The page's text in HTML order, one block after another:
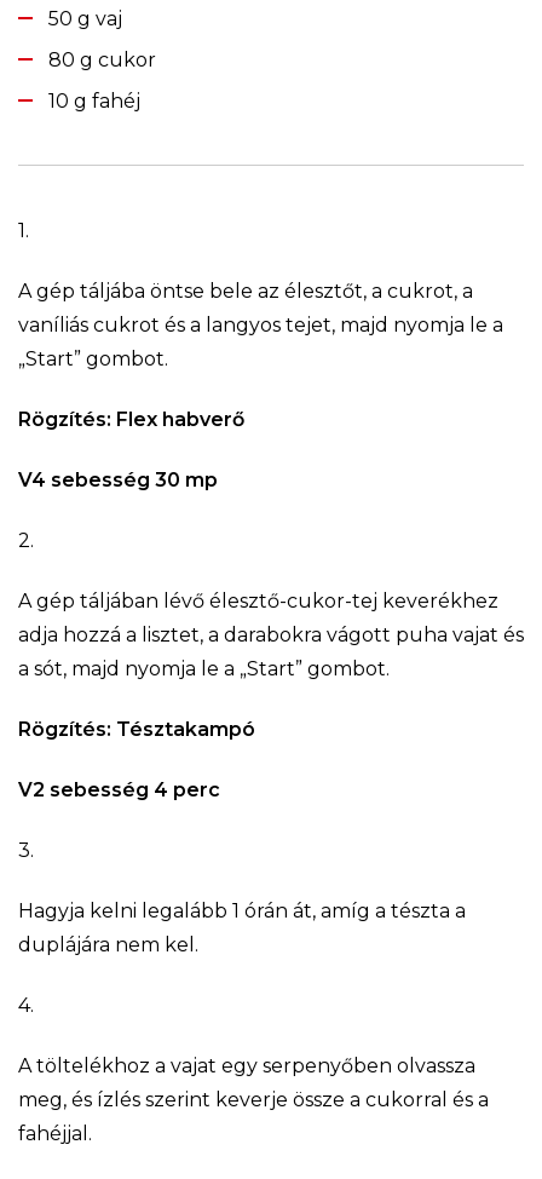
50 g vaj
80 g cukor
10 g fahéj
1.
A gép táljába öntse bele az élesztőt, a cukrot, a
vaníliás cukrot és a langyos tejet, majd nyomja le a
„Start” gombot.
Rögzítés: Flex habverő
V4 sebesség 30 mp
2.
A gép táljában lévő élesztő-cukor-tej keverékhez
adja hozzá a lisztet, a darabokra vágott puha vajat és
a sót, majd nyomja le a „Start” gombot.
Rögzítés: Tésztakampó
V2 sebesség 4 perc
3.
Hagyja kelni legalább 1 órán át, amíg a tészta a
duplájára nem kel.
4.
A töltelékhoz a vajat egy serpenyőben olvassza
meg, és ízlés szerint keverje össze a cukorral és a
fahéjjal.